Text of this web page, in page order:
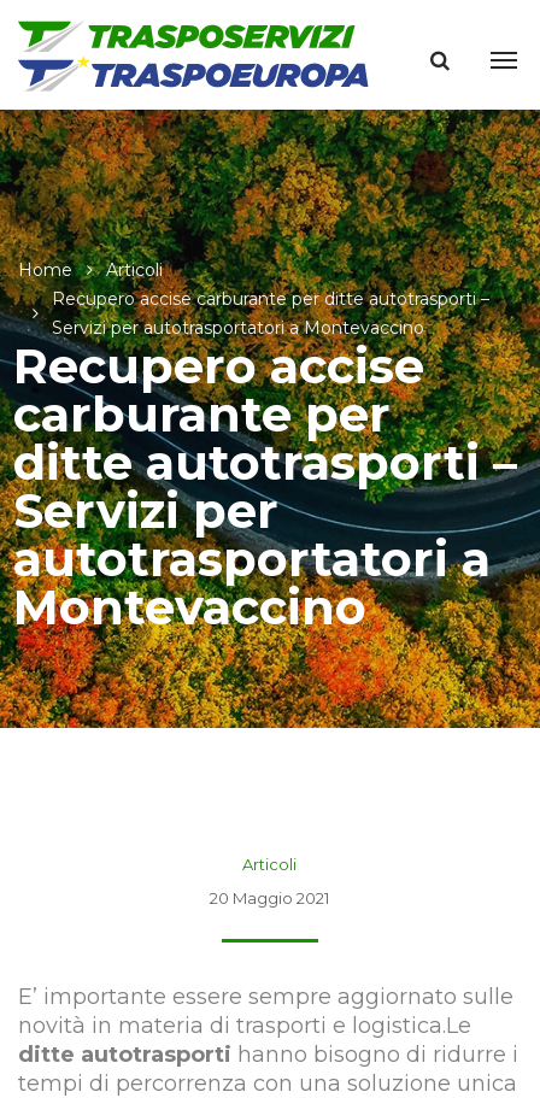
Home
Articoli
Recupero accise carburante per ditte autotrasporti –
Servizi per autotrasportatori a Montevaccino
Recupero accise
carburante per
ditte autotrasporti –
Servizi per
autotrasportatori a
Montevaccino
Articoli
20 Maggio 2021
E’ importante essere sempre aggiornato sulle
novità in materia di trasporti e logistica.Le
ditte autotrasporti hanno bisogno di ridurre i
tempi di percorrenza con una soluzione unica